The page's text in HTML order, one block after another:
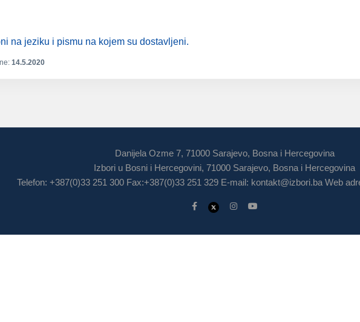
na jeziku i pismu na kojem su dostavljeni.
14.5.2020
Danijela Ozme 7, 71000 Sarajevo, Bosna i Hercegovina
Izbori u Bosni i Hercegovini, 71000 Sarajevo, Bosna i Hercegovina
Telefon: +387(0)33 251 300 Fax:+387(0)33 251 329 E-mail: kontakt@izbori.baWeb